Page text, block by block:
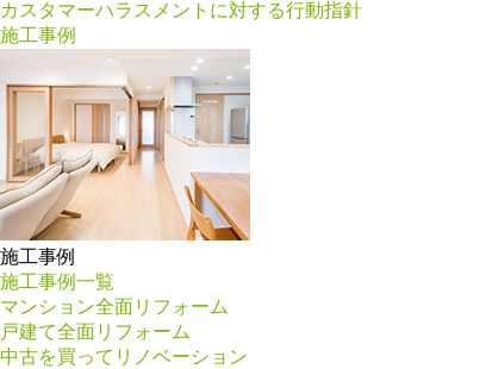
カスタマーハラスメントに対する行動指針
施工事例
施工事例
施工事例一覧
マンション全面リフォーム
戸建て全面リフォーム
中古を買ってリノベーション